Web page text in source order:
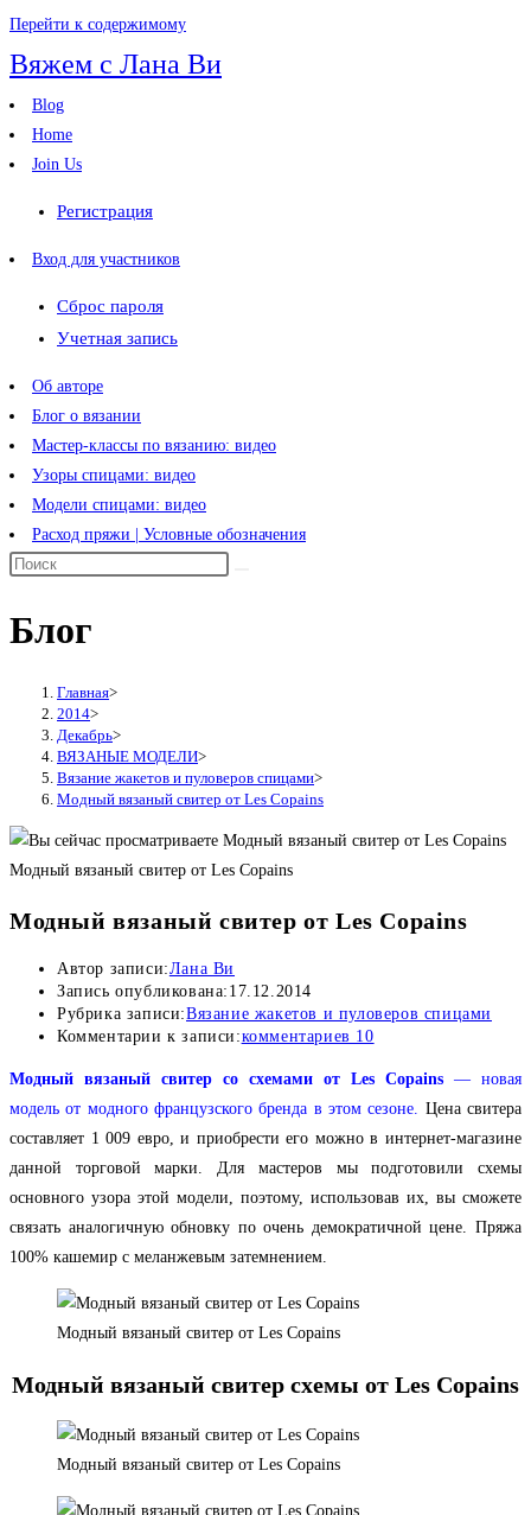
Перейти к содержимому
Вяжем с Лана Ви
Blog
Home
Join Us
Регистрация
Вход для участников
Сброс пароля
Учетная запись
Об авторе
Блог о вязании
Мастер-классы по вязанию: видео
Узоры спицами: видео
Модели спицами: видео
Расход пряжи | Условные обозначения
Блог
Главная>
2014>
Декабрь>
ВЯЗАНЫЕ МОДЕЛИ>
Вязание жакетов и пуловеров спицами>
Модный вязаный свитер от Les Copains
Модный вязаный свитер от Les Copains
Модный вязаный свитер от Les Copains
Автор записи:Лана Ви
Запись опубликована: 17.12.2014
Рубрика записи:Вязание жакетов и пуловеров спицами
Комментарии к записи:комментариев 10
Модный вязаный свитер со схемами от Les Copains — новая
модель от модного французского бренда в этом сезоне. Цена свитера
составляет 1 009 евро, и приобрести его можно в интернет-магазине
данной торговой марки. Для мастеров мы подготовили схемы
основного узора этой модели, поэтому, использовав их, вы сможете
связать аналогичную обновку по очень демократичной цене. Пряжа
100% кашемир с меланжевым затемнением.
Модный вязаный свитер от Les Copains
Модный вязаный свитер схемы от Les Copains
Модный вязаный свитер от Les Copains